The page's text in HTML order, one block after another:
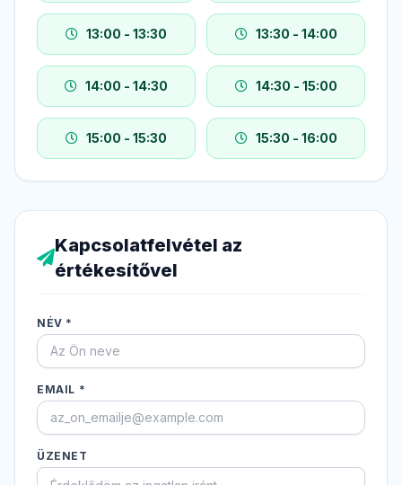
13:00 - 13:30 13:30 - 14:00
14:00 - 14:30 14:30 - 15:00
15:00 - 15:30 15:30 - 16:00
Kapcsolatfelvétel az
értékesítővel
NÉV *
EMAIL *
ÜZENET